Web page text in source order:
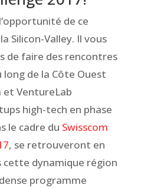
de ce
Silicon-Valley. Il vous
de faire des rencontres
de la Côte Ouest
et VentureLab
high-tech en phase
le cadre du Swisscom
, se retrouveront en
cette dynamique région
programme